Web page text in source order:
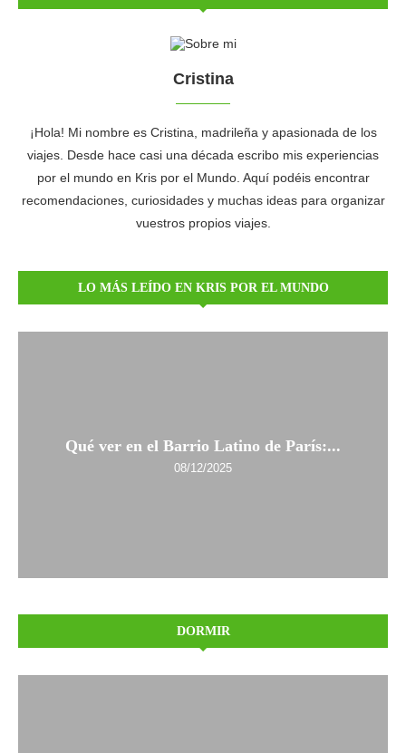
Cristina
¡Hola! Mi nombre es Cristina, madrileña y apasionada de los
viajes. Desde hace casi una década escribo mis experiencias
por el mundo en Kris por el Mundo. Aquí podéis encontrar
recomendaciones, curiosidades y muchas ideas para organizar
vuestros propios viajes.
LO MÁS LEÍDO EN KRIS POR EL MUNDO
Qué ver en el Barrio Latino de París:...
08/12/2025
DORMIR